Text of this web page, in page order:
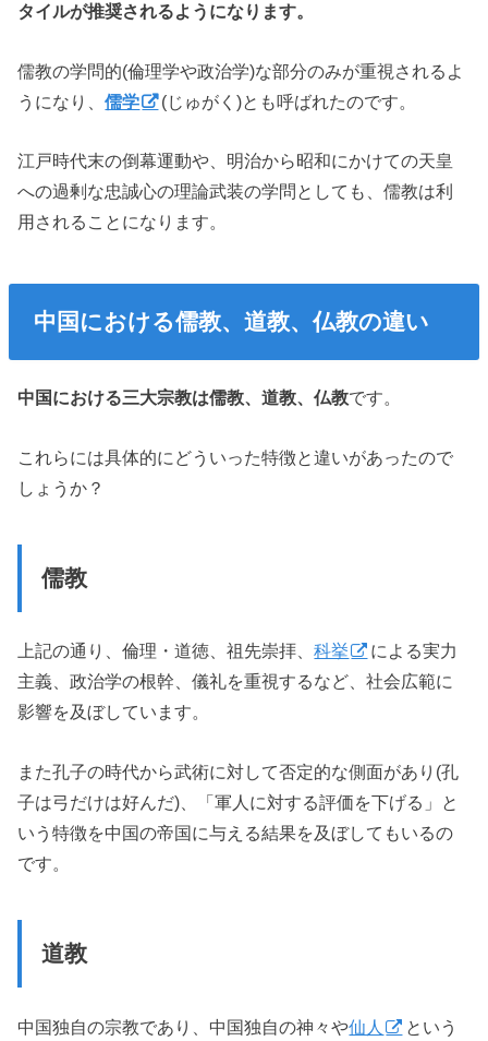
タイルが推奨されるようになります。
儒教の学問的(倫理学や政治学)な部分のみが重視されるよ
うになり、儒学 (じゅがく)とも呼ばれたのです。
江戸時代末の倒幕運動や、明治から昭和にかけての天皇
への過剰な忠誠心の理論武装の学問としても、儒教は利
用されることになります。
中国における儒教、道教、仏教の違い
中国における三大宗教は儒教、道教、仏教です。
これらには具体的にどういった特徴と違いがあったので
しょうか？
儒教
上記の通り、倫理・道徳、祖先崇拝、科挙
による実力
主義、政治学の根幹、儀礼を重視するなど、社会広範に
影響を及ぼしています。
また孔子の時代から武術に対して否定的な側面があり(孔
子は弓だけは好んだ)、「軍人に対する評価を下げる」と
いう特徴を中国の帝国に与える結果を及ぼしてもいるの
です。
道教
中国独自の宗教であり、中国独自の神々や仙人
という